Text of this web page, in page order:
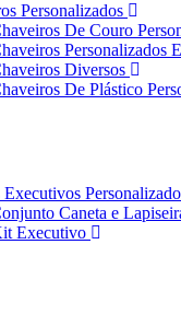
Personalizados
De Couro
Personalizados
Diversos
De Plástico
Caneta e
Executivo